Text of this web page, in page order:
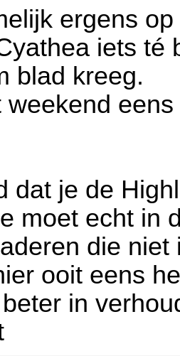
ergens
iets té
blad kreeg.
weekend
dat je de
moet echt in
die
ooit eens
in